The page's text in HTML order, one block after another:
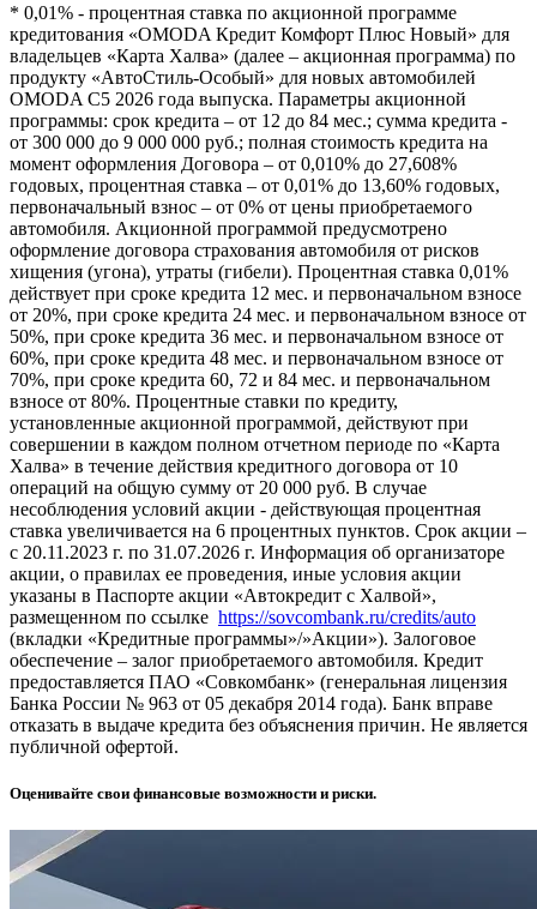
* 0,01% - процентная ставка по акционной программе
кредитования «OMODA Кредит Комфорт Плюс Новый» для
владельцев «Карта Халва» (далее – акционная программа) по
продукту «АвтоСтиль-Особый» для новых автомобилей
OMODA С5 2026 года выпуска. Параметры акционной
программы: срок кредита – от 12 до 84 мес.; сумма кредита -
от 300 000 до 9 000 000 руб.; полная стоимость кредита на
момент оформления Договора – от 0,010% до 27,608%
годовых, процентная ставка – от 0,01% до 13,60% годовых,
первоначальный взнос – от 0% от цены приобретаемого
автомобиля. Акционной программой предусмотрено
оформление договора страхования автомобиля от рисков
хищения (угона), утраты (гибели). Процентная ставка 0,01%
действует при сроке кредита 12 мес. и первоначальном взносе
от 20%, при сроке кредита 24 мес. и первоначальном взносе от
50%, при сроке кредита 36 мес. и первоначальном взносе от
60%, при сроке кредита 48 мес. и первоначальном взносе от
70%, при сроке кредита 60, 72 и 84 мес. и первоначальном
взносе от 80%. Процентные ставки по кредиту,
установленные акционной программой, действуют при
совершении в каждом полном отчетном периоде по «Карта
Халва» в течение действия кредитного договора от 10
операций на общую сумму от 20 000 руб. В случае
несоблюдения условий акции - действующая процентная
ставка увеличивается на 6 процентных пунктов. Срок акции –
с 20.11.2023 г. по 31.07.2026 г. Информация об организаторе
акции, о правилах ее проведения, иные условия акции
указаны в Паспорте акции «Автокредит с Халвой»,
размещенном по ссылке https://sovcombank.ru/credits/auto
(вкладки «Кредитные программы»/»Акции»). Залоговое
обеспечение – залог приобретаемого автомобиля. Кредит
предоставляется ПАО «Совкомбанк» (генеральная лицензия
Банка России № 963 от 05 декабря 2014 года). Банк вправе
отказать в выдаче кредита без объяснения причин. Не является
публичной офертой.
Оценивайте свои финансовые возможности и риски.